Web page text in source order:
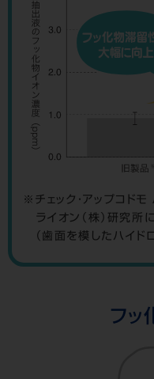
チェック・アップコドモ
ライオン（株）研究所
（歯面を模したハイ
フッ